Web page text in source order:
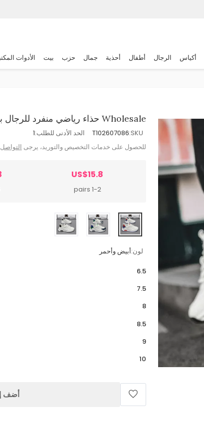
أكياس الرجال أطفال أحذية جمال حزب بيت الأدوات
Wholesale حذاء رياضي منفرد للرجال بنسيج شبكي قابل للتهوية ورباط
SKU:
T102607086 الحد الأدنى للطلب:1
للحصول على خدمات التخصيص والتوريد، يرجى
US$15.8
1-2 pairs
لون:أبيض وأحمر
6.5
7.5
8
8.5
9
10
أضف